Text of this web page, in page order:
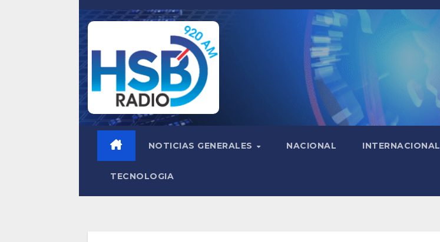
Saltar
NOTICIAS GENERALES NACIONAL INTERNACIONAL
TECNOLOGIA